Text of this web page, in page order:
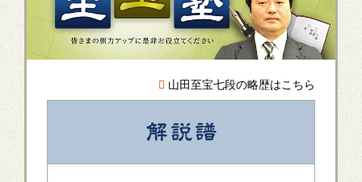
山田至宝七段の略歴はこちら